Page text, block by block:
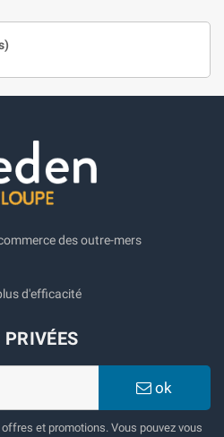
des outre-mers
d'efficacité
PRIVÉES
ok
et promotions. Vous pouvez vous